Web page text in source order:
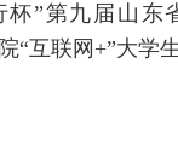
杯”第九届山
“互联网+”大学